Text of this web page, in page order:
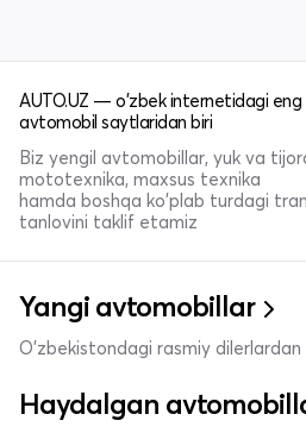
AUTO.UZ — o'zbek internetidagi eng
avtomobil saytlaridan biri
Biz yengil avtomobillar, yuk va
mototexnika, maxsus texnika
hamda boshqa ko'plab turdagi
tanlovini taklif etamiz
Yangi avtomobillar
O'zbekistondagi rasmiy
Haydalgan